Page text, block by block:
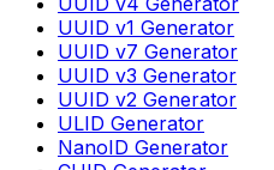
UUID v1 Generator
UUID v7 Generator
UUID v3 Generator
UUID v2 Generator
ULID Generator
NanoID Generator